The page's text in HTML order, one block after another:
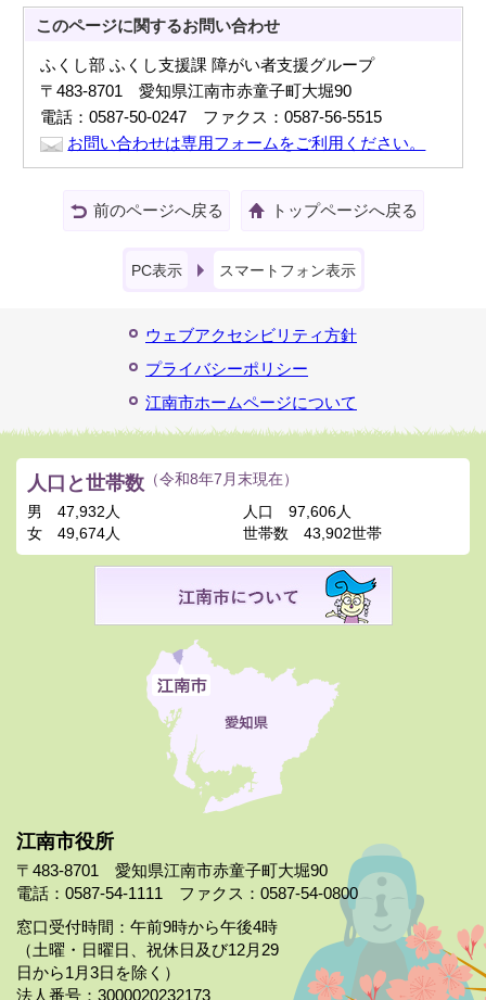
このページに関するお問い合わせ
ふくし部 ふくし支援課 障がい者支援グループ
〒483-8701 愛知県江南市赤童子町大堀90
電話：0587-50-0247 ファクス：0587-56-5515
お問い合わせは専用フォームをご利用ください。
前のページへ戻る トップページへ戻る
PC表示 スマートフォン表示
ウェブアクセシビリティ方針
プライバシーポリシー
江南市ホームページについて
江南市役所
〒483-8701 愛知県江南市赤童子町大堀90
電話：0587-54-1111 ファクス：0587-54-0800
窓口受付時間：午前9時から午後4時
（土曜・日曜日、祝休日及び12月29
日から1月3日を除く）
法人番号：3000020232173
人口と世帯数 （令和8年7月末現在）
男
47,932人
女
49,674人
人口
97,606人
世帯数
43,902世帯